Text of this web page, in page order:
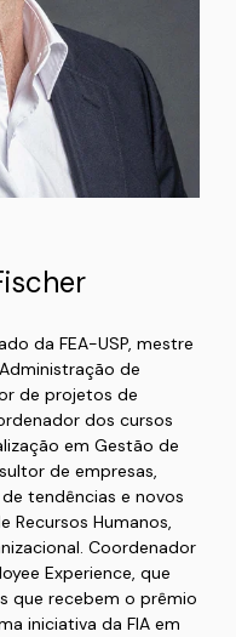
da FEA-USP, mestre
de
de projetos de
dos cursos
em Gestão de
de empresas,
tendências e novos
Recursos Humanos,
Coordenador
Experience, que
que recebem o prêmio
iniciativa da FIA em